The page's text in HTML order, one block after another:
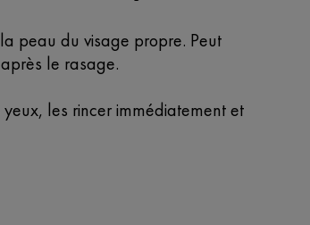
peau du visage propre. Peut
le rasage.
les rincer immédiatement et